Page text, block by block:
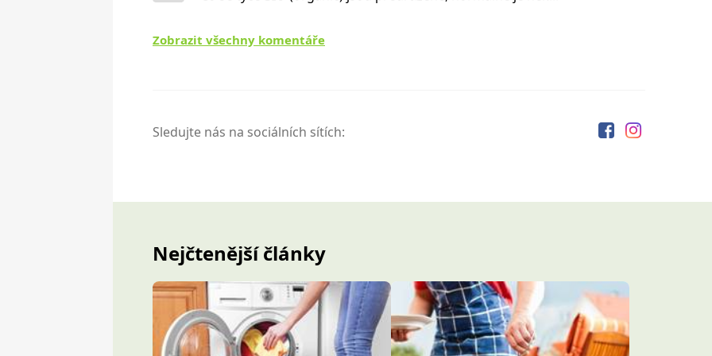
Zobrazit všechny komentáře
Sledujte nás na sociálních sítích:
Nejčtenější články